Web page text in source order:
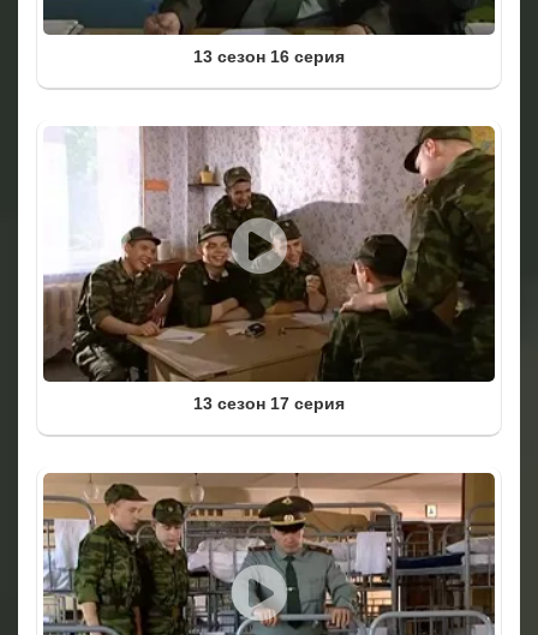
13 сезон 16 серия
13 сезон 17 серия